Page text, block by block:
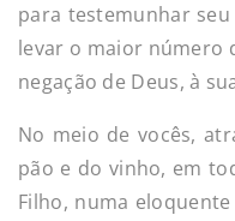
para testemunhar
levar o maior número
negação de Deus, à
No meio de vocês,
pão e do vinho, em
Filho, numa